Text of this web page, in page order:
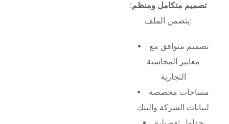
تصميم متكامل ومنظم:
يتضمن الملف:
تصميم متوافق مع
معايير المحاسبة
التجارية
مساحات مخصصة
لبيانات الشركة والبنك